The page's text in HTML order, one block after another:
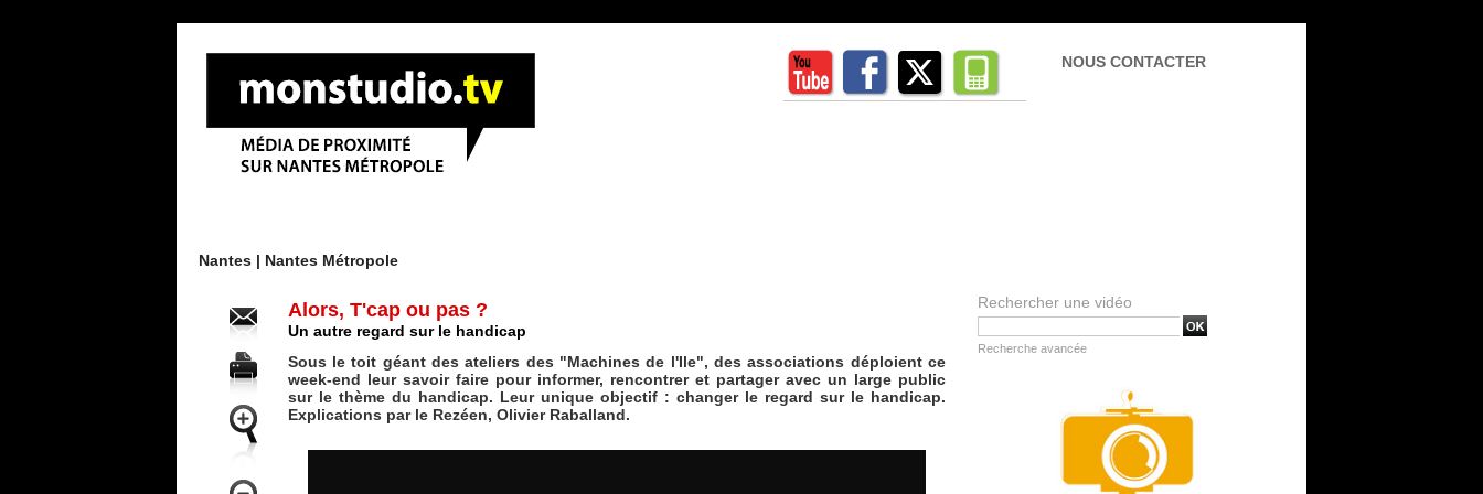
NOUS CONTACTER
Nantes | Nantes Métropole
Alors, T'cap ou pas ?
Un autre regard sur le handicap
Sous le toit géant des ateliers des "Machines de l'Ile", des associations déploient ce
week-end leur savoir faire pour informer, rencontrer et partager avec un large public
sur le thème du handicap. Leur unique objectif : changer le regard sur le handicap.
Explications par le Rezéen, Olivier Raballand.
Rechercher une vidéo
Recherche avancée